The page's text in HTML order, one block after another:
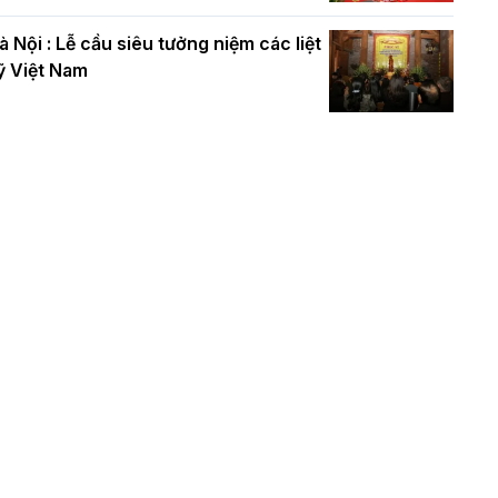
Nội : Lễ cầu siêu tưởng niệm các liệt
Việt Nam